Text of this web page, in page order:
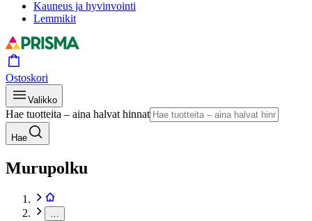
Kauneus ja hyvinvointi
Lemmikit
Ostoskori
Valikko
Hae tuotteita – aina halvat hinnat
Hae
Murupolku